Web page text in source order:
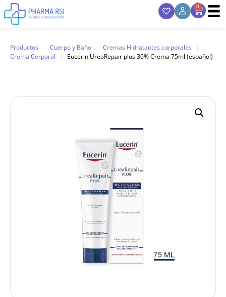
0
Productos | Cuerpo y Baño | Cremas Hidratantes corporales
|
Crema Corporal
| Eucerin UreaRepair plus 30% Crema 75ml (español)